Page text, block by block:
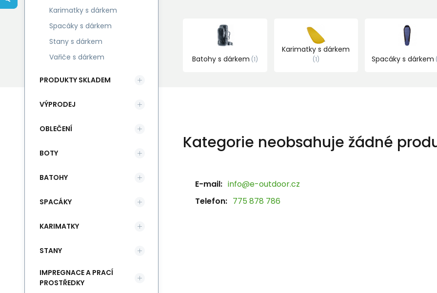
Batohy s dárkem 1
Karimatky s dárkem
1 Spacáky s dárkem
Kategorie neobsahuje žádné
E-mail: info@e-outdoor.cz
Telefon: 775 878 786
Karimatky s dárkem
Spacáky s dárkem
Stany s dárkem
Vařiče s dárkem
PRODUKTY SKLADEM
VÝPRODEJ
OBLEČENÍ
BOTY
BATOHY
SPACÁKY
KARIMATKY
STANY
IMPREGNACE A PRACÍ
PROSTŘEDKY